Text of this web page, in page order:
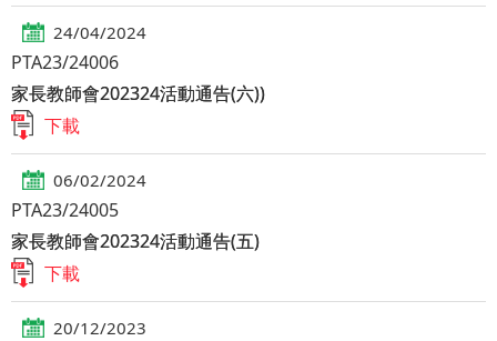
24/04/2024
PTA23/24006
家長教師會202324活動通告(六))
下載
06/02/2024
PTA23/24005
家長教師會202324活動通告(五)
下載
20/12/2023